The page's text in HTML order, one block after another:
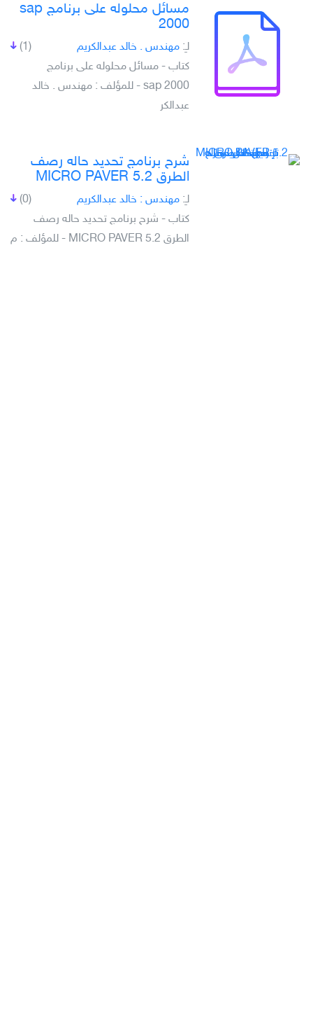
مسائل محلوله على برنامج sap
2000
(1) لـِ: مهندس . خالد عبدالكريم
كتاب - مسائل محلوله على برنامج
sap 2000 - للمؤلف : مهندس . خالد
عبدالكر
شرح برنامج تحديد حاله رصف
الطرق MICRO PAVER 5.2
(0) لـِ: مهندس : خالد عبدالكريم
كتاب - شرح برنامج تحديد حاله رصف
الطرق MICRO PAVER 5.2 - للمؤلف : م